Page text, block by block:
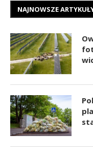
NAJNOWSZE